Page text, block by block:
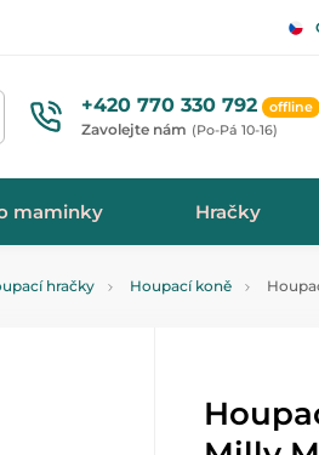
+420 770 330 792 offline
Zavolejte nám (Po-Pá 10-16)
maminky Hračky
hračky Houpací koně